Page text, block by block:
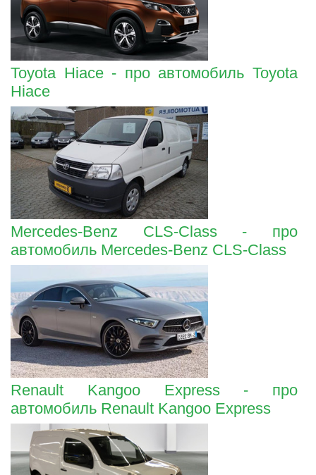
Toyota Hiace - про автомобиль Toyota
Hiace
Mercedes-Benz CLS-Class - про
автомобиль Mercedes-Benz CLS-Class
Renault Kangoo Express - про
автомобиль Renault Kangoo Express